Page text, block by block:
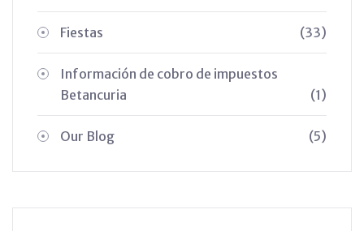
Fiestas (33)
Información de cobro de impuestos
Betancuria
(1)
Our Blog (5)